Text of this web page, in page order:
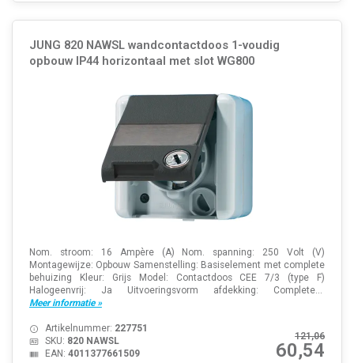
JUNG 820 NAWSL wandcontactdoos 1-voudig
opbouw IP44 horizontaal met slot WG800
Nom. stroom: 16 Ampère (A) Nom. spanning: 250 Volt (V)
Montagewijze: Opbouw Samenstelling: Basiselement met complete
behuizing Kleur: Grijs Model: Contactdoos CEE 7/3 (type F)
Halogeenvrij: Ja Uitvoeringsvorm afdekking: Complete...
Meer informatie »
121,06
60,54
Artikelnummer: 227751
SKU: 820 NAWSL
EAN: 4011377661509